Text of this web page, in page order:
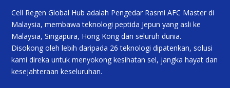
Cell Regen Global Hub adalah Pengedar Rasmi AFC Master di
Malaysia, membawa teknologi peptida Jepun yang asli ke
Malaysia, Singapura, Hong Kong dan seluruh dunia.
Disokong oleh lebih daripada 26 teknologi dipatenkan, solusi
kami direka untuk menyokong kesihatan sel, jangka hayat dan
kesejahteraan keseluruhan.